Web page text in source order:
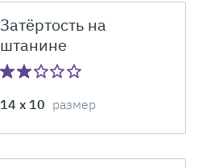
Затёртость на
штанине
14 x 10 размер